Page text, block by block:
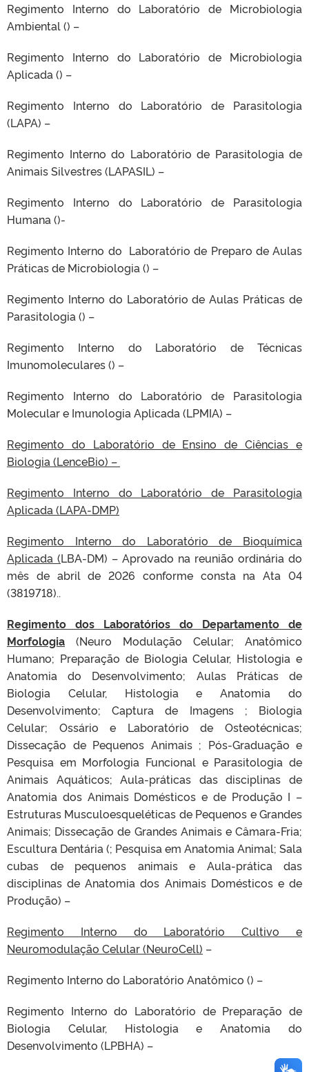
Regimento Interno do Laboratório de Microbiologia
Ambiental () –
Regimento Interno do Laboratório de Microbiologia
Aplicada () –
Regimento Interno do Laboratório de Parasitologia
(LAPA) –
Regimento Interno do Laboratório de Parasitologia de
Animais Silvestres (LAPASIL) –
Regimento Interno do Laboratório de Parasitologia
Humana ()-
Regimento Interno do Laboratório de Preparo de Aulas
Práticas de Microbiologia () –
Regimento Interno do Laboratório de Aulas Práticas de
Parasitologia () –
Regimento Interno do Laboratório de Técnicas
Imunomoleculares () –
Regimento Interno do Laboratório de Parasitologia
Molecular e Imunologia Aplicada (LPMIA) –
Regimento do Laboratório de Ensino de Ciências e
Biologia (LenceBio) –
Regimento Interno do Laboratório de Parasitologia
Aplicada (LAPA-DMP)
Regimento Interno do Laboratório de Bioquímica
Aplicada (LBA-DM) – Aprovado na reunião ordinária do
mês de abril de 2026 conforme consta na Ata 04
(3819718)..
Regimento dos Laboratórios do Departamento de
Morfologia (Neuro Modulação Celular; Anatômico
Humano; Preparação de Biologia Celular, Histologia e
Anatomia do Desenvolvimento; Aulas Práticas de
Biologia Celular, Histologia e Anatomia do
Desenvolvimento; Captura de Imagens ; Biologia
Celular; Ossário e Laboratório de Osteotécnicas;
Dissecação de Pequenos Animais ; Pós-Graduação e
Pesquisa em Morfologia Funcional e Parasitologia de
Animais Aquáticos; Aula-práticas das disciplinas de
Anatomia dos Animais Domésticos e de Produção I –
Estruturas Musculoesqueléticas de Pequenos e Grandes
Animais; Dissecação de Grandes Animais e Câmara-Fria;
Escultura Dentária (; Pesquisa em Anatomia Animal; Sala
cubas de pequenos animais e Aula-prática das
disciplinas de Anatomia dos Animais Domésticos e de
Produção) –
Regimento Interno do Laboratório Cultivo e
Neuromodulação Celular (NeuroCell) –
Regimento Interno do Laboratório Anatômico () –
Regimento Interno do Laboratório de Preparação de
Biologia Celular, Histologia e Anatomia do
Desenvolvimento (LPBHA) –